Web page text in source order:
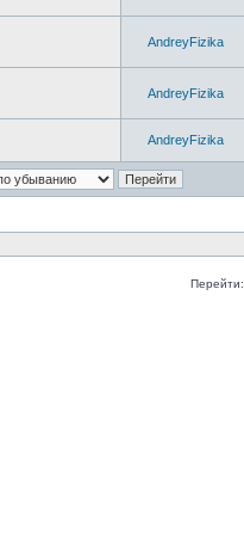
AndreyFizika
AndreyFizika
AndreyFizika
Перейти: